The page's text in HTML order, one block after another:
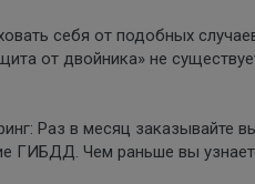
себя от подобных
от двойника» не
Раз в месяц заказывайте
ГИБДД. Чем раньше вы